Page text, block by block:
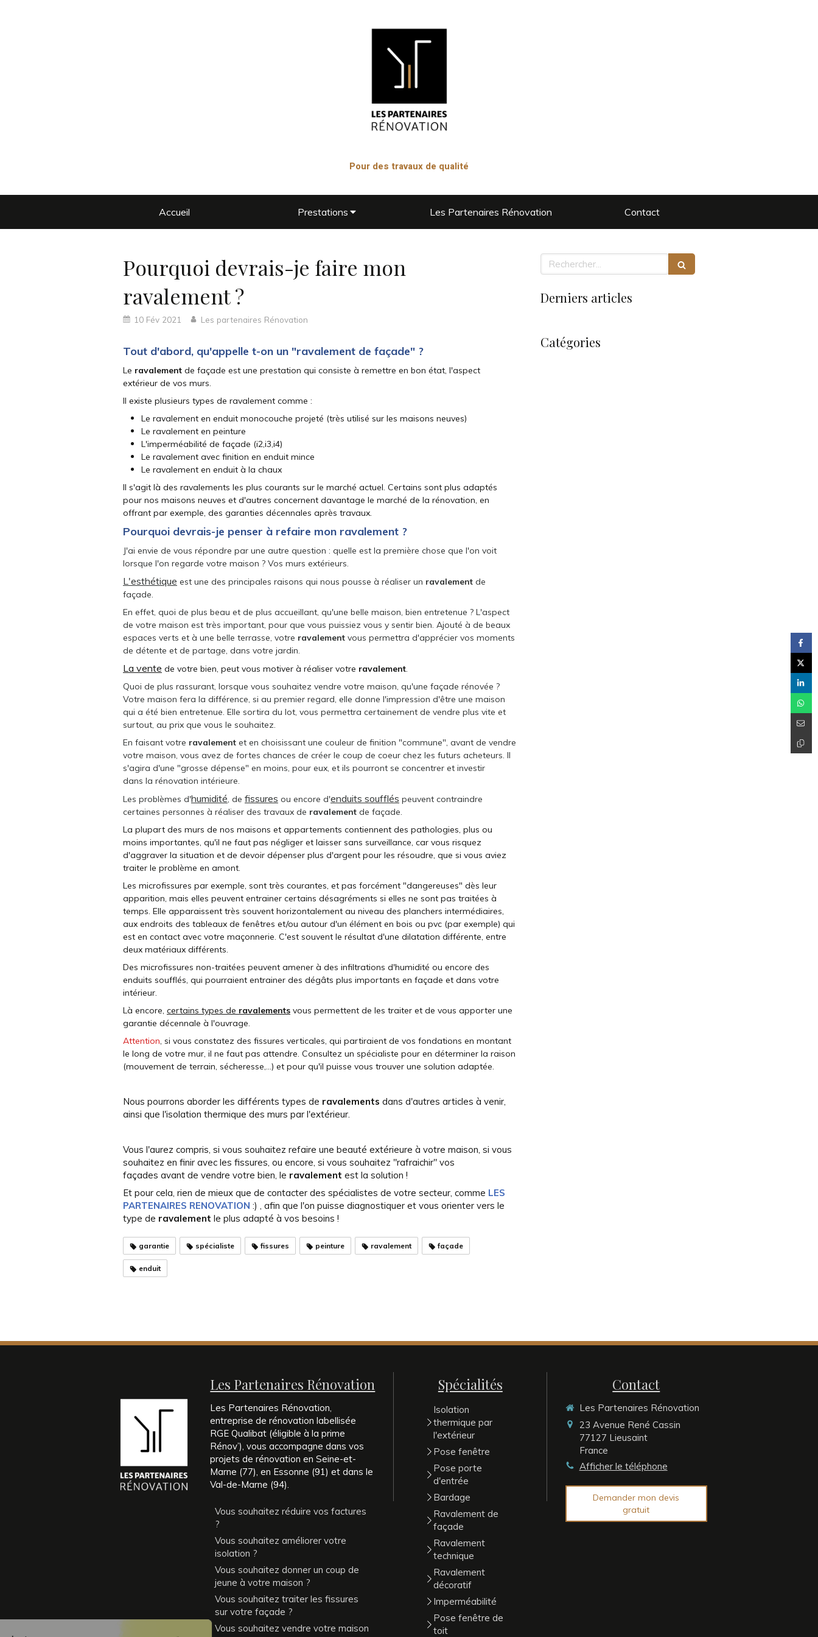
Pour des travaux de qualité
Accueil Prestations Les Partenaires Rénovation Contact
Pourquoi devrais-je faire mon
ravalement ?
10 Fév 2021 Les partenaires Rénovation
Tout d'abord, qu'appelle t-on un "ravalement de façade" ?
Le ravalement de façade est une prestation qui consiste à remettre en bon état, l'aspect
extérieur de vos murs.
Il existe plusieurs types de ravalement comme :
Le ravalement en enduit monocouche projeté (très utilisé sur les maisons neuves)
Le ravalement en peinture
L'imperméabilité de façade (i2,i3,i4)
Le ravalement avec finition en enduit mince
Le ravalement en enduit à la chaux
Il s'agit là des ravalements les plus courants sur le marché actuel. Certains sont plus adaptés
pour nos maisons neuves et d'autres concernent davantage le marché de la rénovation, en
offrant par exemple, des garanties décennales après travaux.
Pourquoi devrais-je penser à refaire mon ravalement ?
J'ai envie de vous répondre par une autre question : quelle est la première chose que l'on voit
lorsque l'on regarde votre maison ? Vos murs extérieurs.
L'esthétique est une des principales raisons qui nous pousse à réaliser un ravalement de
façade.
En effet, quoi de plus beau et de plus accueillant, qu'une belle maison, bien entretenue ? L'aspect
de votre maison est très important, pour que vous puissiez vous y sentir bien. Ajouté à de beaux
espaces verts et à une belle terrasse, votre ravalement vous permettra d'apprécier vos moments
de détente et de partage, dans votre jardin.
La vente de votre bien, peut vous motiver à réaliser votre ravalement.
Quoi de plus rassurant, lorsque vous souhaitez vendre votre maison, qu'une façade rénovée ?
Votre maison fera la différence, si au premier regard, elle donne l'impression d'être une maison
qui a été bien entretenue. Elle sortira du lot, vous permettra certainement de vendre plus vite et
surtout, au prix que vous le souhaitez.
En faisant votre ravalement et en choisissant une couleur de finition "commune", avant de vendre
votre maison, vous avez de fortes chances de créer le coup de coeur chez les futurs acheteurs. Il
s'agira d'une "grosse dépense" en moins, pour eux, et ils pourront se concentrer et investir
dans la rénovation intérieure.
Les problèmes d'humidité, de fissures ou encore d'enduits soufflés peuvent contraindre
certaines personnes à réaliser des travaux de ravalement de façade.
La plupart des murs de nos maisons et appartements contiennent des pathologies, plus ou
moins importantes, qu'il ne faut pas négliger et laisser sans surveillance, car vous risquez
d'aggraver la situation et de devoir dépenser plus d'argent pour les résoudre, que si vous aviez
traiter le problème en amont.
Les microfissures par exemple, sont très courantes, et pas forcément "dangereuses" dès leur
apparition, mais elles peuvent entrainer certains désagréments si elles ne sont pas traitées à
temps. Elle apparaissent très souvent horizontalement au niveau des planchers intermédiaires,
aux endroits des tableaux de fenêtres et/ou autour d'un élément en bois ou pvc (par exemple) qui
est en contact avec votre maçonnerie. C'est souvent le résultat d'une dilatation différente, entre
deux matériaux différents.
Des microfissures non-traitées peuvent amener à des infiltrations d'humidité ou encore des
enduits soufflés, qui pourraient entrainer des dégâts plus importants en façade et dans votre
intérieur.
Là encore, certains types de ravalements vous permettent de les traiter et de vous apporter une
garantie décennale à l'ouvrage.
Attention, si vous constatez des fissures verticales, qui partiraient de vos fondations en montant
le long de votre mur, il ne faut pas attendre. Consultez un spécialiste pour en déterminer la raison
(mouvement de terrain, sécheresse,...) et pour qu'il puisse vous trouver une solution adaptée.
Nous pourrons aborder les différents types de ravalements dans d'autres articles à venir,
ainsi que l'isolation thermique des murs par l'extérieur.
Vous l'aurez compris, si vous souhaitez refaire une beauté extérieure à votre maison, si vous
souhaitez en finir avec les fissures, ou encore, si vous souhaitez "rafraichir" vos
façades avant de vendre votre bien, le ravalement est la solution !
Et pour cela, rien de mieux que de contacter des spécialistes de votre secteur, comme LES
PARTENAIRES RENOVATION :) , afin que l'on puisse diagnostiquer et vous orienter vers le
type de ravalement le plus adapté à vos besoins !
garantie spécialiste fissures peinture ravalement façade
enduit
Rechercher
Derniers articles
Catégories
Les Partenaires Rénovation
Les Partenaires Rénovation,
entreprise de rénovation labellisée
RGE Qualibat (éligible à la prime
Rénov’), vous accompagne dans vos
projets de rénovation en Seine-et-
Marne (77), en Essonne (91) et dans le
Val-de-Marne (94).
Vous souhaitez réduire vos factures
?
Vous souhaitez améliorer votre
isolation ?
Vous souhaitez donner un coup de
jeune à votre maison ?
Vous souhaitez traiter les fissures
sur votre façade ?
Vous souhaitez vendre votre maison
Spécialités
Isolation
thermique par
l'extérieur
Pose fenêtre
Pose porte
d'entrée
Bardage
Ravalement de
façade
Ravalement
technique
Ravalement
décoratif
Imperméabilité
Pose fenêtre de
toit
Contact
Les Partenaires Rénovation
23 Avenue René Cassin
77127 Lieusaint
France
Afficher le téléphone
Demander mon devis
gratuit